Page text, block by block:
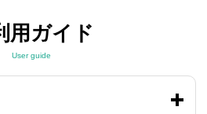
用ガイド
User guide